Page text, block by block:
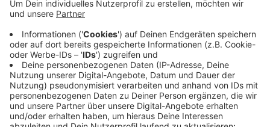
worden. Vermutlich ist die Trockenheit der letzten
Zustandsverschlechterung.
Der Baum muss jetzt weiter untersucht werden - im
Gespräch ist eine Schalltomografie, die wie eine
Röntgenaufnahme das Innere des Baums offenlegt.
Anzeige